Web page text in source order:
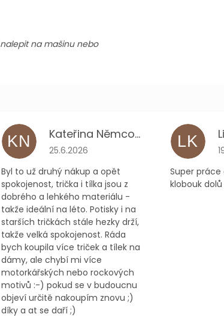
na mašinu nebo
KN Kateřina Němcová
Hodnocení obchodu je 5 z 5 hvězdiček.
25.6.2026
Byl to už druhý nákup a opět
spokojenost, trička i tílka jsou z
dobrého a lehkého materiálu -
takže ideální na léto. Potisky i na
starších tričkách stále hezky drží,
takže velká spokojenost. Ráda
bych koupila více triček a tílek na
dámy, ale chybí mi více
motorkářských nebo rockových
motivů :-) pokud se v budoucnu
objeví určitě nakoupím znovu ;)
díky a at se daří ;)
LK
Super
klobouk